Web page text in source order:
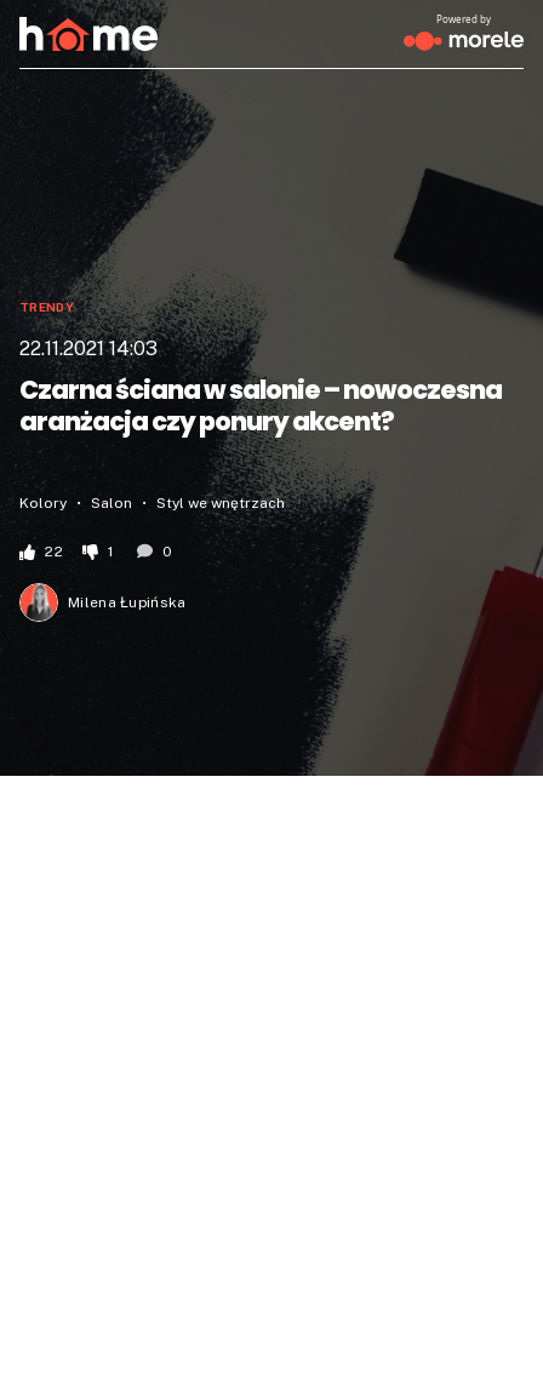
Powered by
TRENDY
22.11.2021 14:03
Czarna ściana w salonie – nowoczesna
aranżacja czy ponury akcent?
Kolory Salon Styl we wnętrzach
22 1 0
Milena Łupińska